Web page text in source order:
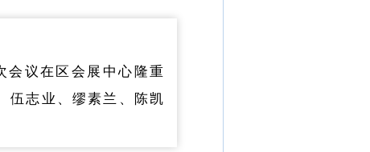
会议在区会展中心隆重
伍志业、缪素兰、陈凯